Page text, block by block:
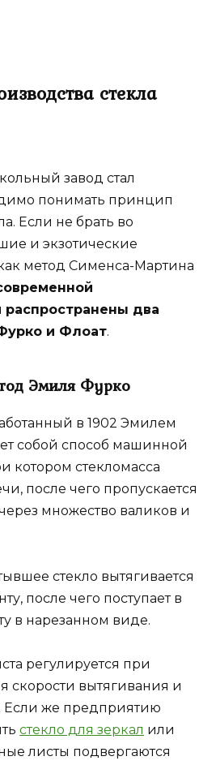
стекла
завод стал
понимать принцип
Если не брать во
и экзотические
метод Сименса-Мартина
два
и Флоат.
Эмиля Фурко
в 1902 Эмилем
собой способ машинной
котором стекломасса
после чего пропускается
множество валиков и
стекло вытягивается
после чего поступает в
в нарезанном виде.
регулируется при
вытягивания и
Если же предприятию
стекло для зеркал или
листы подвергаются